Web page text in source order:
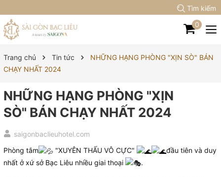
Tìm kiếm
0
Trang chủ Tin tức
NHỮNG HẠNG PHÒNG "XỊN SÒ" BÁN
CHẠY NHẤT 2024
NHỮNG HẠNG PHÒNG "XỊN
SÒ" BÁN CHẠY NHẤT 2024
saigonbaclieuhotel.com
Phòng tắm
"XUYÊN THẤU VÔ CỰC"
đầu tiên và duy
nhất ở xứ sở Bạc Liêu nhiều giai thoại
.